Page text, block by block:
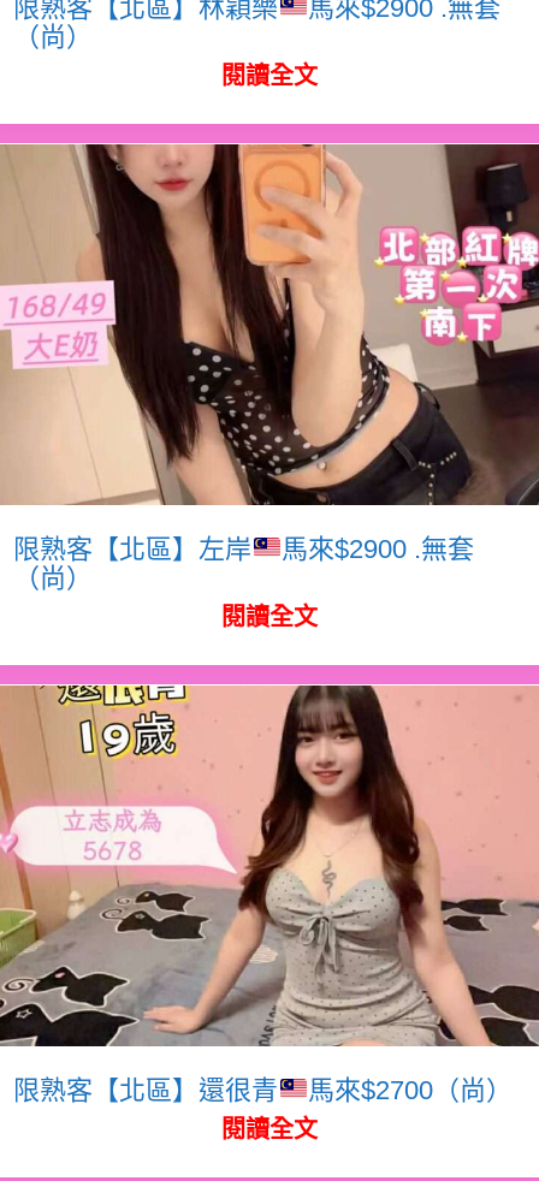
限熟客【北區】林穎樂
馬來$2900 .無套
（尚）
閱讀全文
限熟客【北區】左岸
馬來$2900 .無套
（尚）
閱讀全文
限熟客【北區】還很青 馬來$2700（尚）
閱讀全文